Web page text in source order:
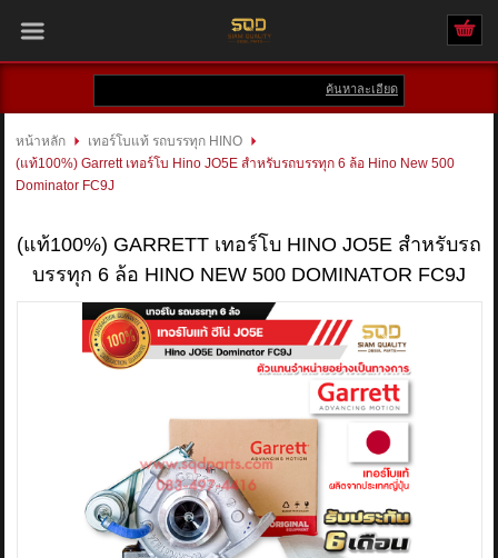
สินค้าที่สนใจ( 0 )
สินค้า
ข่าวสาร
ค้นหาละเอียด
หน้าหลัก
เทอร์โบแท้ รถบรรทุก HINO
(แท้100%) Garrett เทอร์โบ Hino JO5E สำหรับรถบรรทุก 6 ล้อ Hino New 500
Dominator FC9J
(แท้100%) GARRETT เทอร์โบ HINO JO5E สำหรับรถ
บรรทุก 6 ล้อ HINO NEW 500 DOMINATOR FC9J